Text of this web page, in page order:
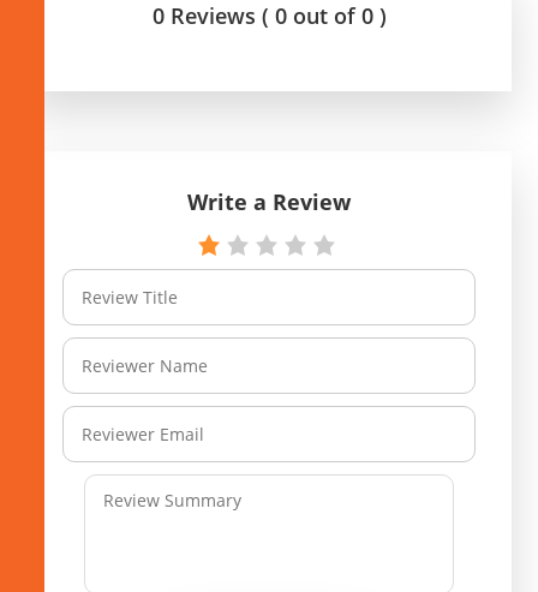
0 Reviews ( 0 out of 0 )
Write a Review